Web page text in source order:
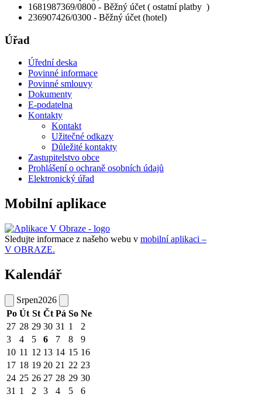
1681987369/0800 - Běžný účet ( ostatní platby )
236907426/0300 - Běžný účet (hotel)
Úřad
Úřední deska
Povinné informace
Povinné smlouvy
Dokumenty
E-podatelna
Kontakty
Kontakt
Užitečné odkazy
Důležité kontakty
Zastupitelstvo obce
Prohlášení o ochraně osobních údajů
Elektronický úřad
Mobilní aplikace
Sledujte informace z našeho webu v mobilní aplikaci –
V OBRAZE.
Kalendář
Srpen2026
Po Út St Čt Pá So Ne
27 28 29 30 31 1
2
3
4 5 6 7 8
9
10 11 12 13 14 15 16
17 18 19 20 21 22 23
24 25 26 27 28 29 30
31 1 2 3 4 5 6